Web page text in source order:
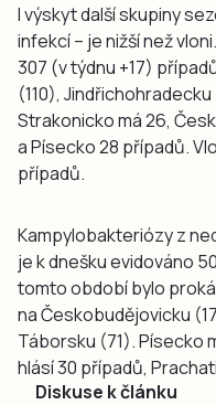
I výskyt další skupiny
infekcí – je nižší než
307 (v týdnu +17)
(110),
Strakonicko má 26,
a Písecko 28 případů.
případů.
Kampylobakteriózy z
je k dnešku evidováno
tomto období bylo
na Českobudějovicku
Táborsku (71). Písecko
hlásí 30 případů,
Diskuse k článku